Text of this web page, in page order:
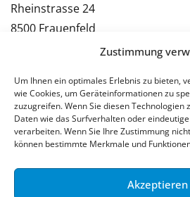
Zustimmung
Um Ihnen ein optimales Erlebnis zu bieten,
wie Cookies, um Geräteinformationen zu
zuzugreifen. Wenn Sie diesen Technologien
Daten wie das Surfverhalten oder
verarbeiten. Wenn Sie Ihre Zustimmung
können bestimmte Merkmale und
Akzeptieren
Rheinstrasse 24
8500 Frauenfeld
Tel.: 052 224 09 09
Bewerben Frauenfeld
Stellenmeldung Frauenfeld
© 2026 Stellenpartner AG